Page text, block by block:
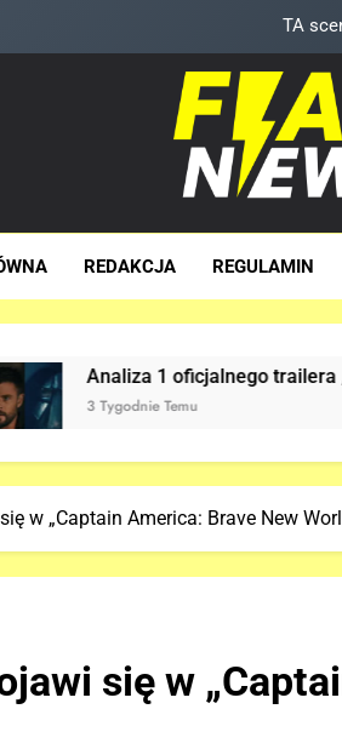
TA
Znamy
Co
TA
News
Dawka Newsów W Sieci
REDAKCJA REGULAMIN
1 oficjalnego trailera „AVENGERS:
Temu
w „Captain America: Brave New
się w